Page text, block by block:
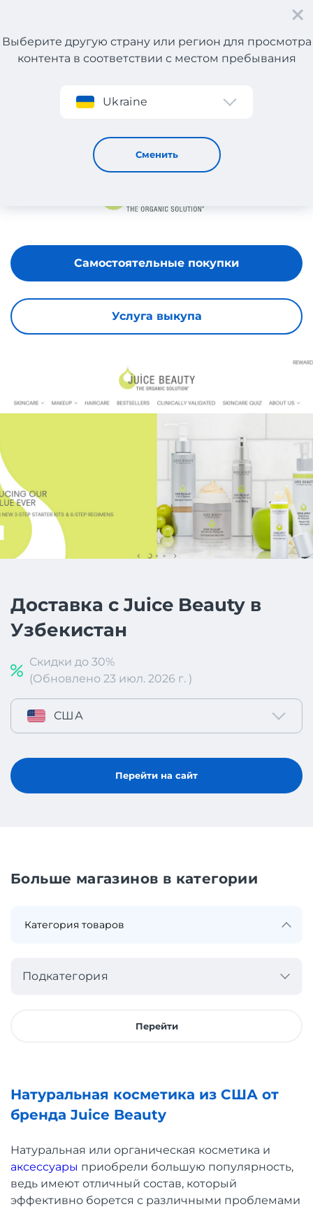
Регистрация
Выберите другую страну или регион для просмотра
контента в соответствии с местом пребывания
Ukraine
Сменить
Juice Beauty
Услуга выкупа
Самостоятельные покупки
Доставка с Juice Beauty в
Узбекистан
Скидки до 30%
(Обновлено 23 июл. 2026 г. )
США
Перейти на сайт
Больше магазинов в категории
Подкатегория
Перейти
Натуральная косметика из США от
бренда Juice Beauty
Натуральная или органическая косметика и
аксессуары приобрели большую популярность,
ведь имеют отличный состав, который
эффективно борется с различными проблемами